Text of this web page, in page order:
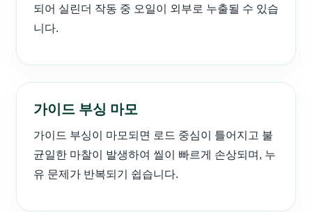
되어 실린더 작동 중 오일이 외부로 누출될 수 있습
니다.
가이드 부싱 마모
가이드 부싱이 마모되면 로드 중심이 틀어지고 불
균일한 마찰이 발생하여 씰이 빠르게 손상되며, 누
유 문제가 반복되기 쉽습니다.